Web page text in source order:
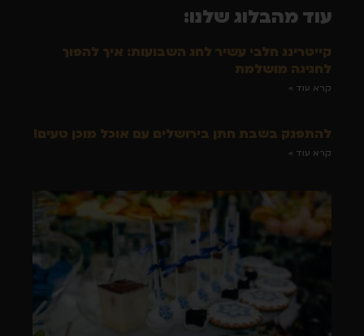
עוד מהבלוג שלנו:
קייטרינג חלבי עשיר לחג השבועות: איך להפוך
לחגיגה מושלמת
קרא עוד »
להתפנק בשבת חתן בירושלים עם אוכל מוכן טעים!
קרא עוד »